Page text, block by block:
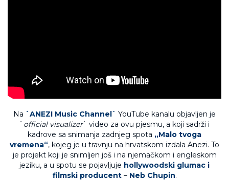
Na `ANEZI Music Channel` YouTube kanalu objavljen je
` official visualizer` video za ovu pjesmu, a koji sadrži i
kadrove sa snimanja zadnjeg spota „Malo tvoga
vremena“, kojeg je u travnju na hrvatskom izdala Anezi. To
je projekt koji je snimljen još i na njemačkom i engleskom
jeziku, a u spotu se pojavljuje hollywoodski glumac i
filmski producent– Neb Chupin.